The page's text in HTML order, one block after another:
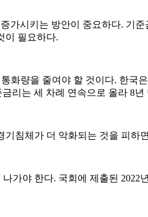
시키는 방안이 중요하다. 기
이 필요하다.
량을 줄여야 할 것이다. 한국
리는 세 차례 연속으로 올라 8년
침체가 더 악화되는 것을 피하
야 한다. 국회에 제출된 2022